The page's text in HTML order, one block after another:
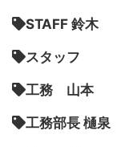
STAFF 鈴木
スタッフ
工務 山本
工務部長 樋泉